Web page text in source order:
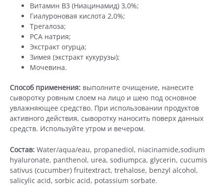
Витамин В3 (Ниацинамид) 3,0%;
Гиалуроновая кислота 2,0%;
Трегалоза;
PCA натрия;
Экстракт огурца;
Зимея (экстракт кукурузы);
Мочевина.
Способ применения: выполните очищение, нанесите
сыворотку ровным слоем на лицо и шею под основное
увлажняющее средство. При использовании продуктов
активного действия, сыворотку наносить поверх данных
средств. Используйте утром и вечером.
Состав: Water/aqua/eau, propanediol, niacinamide,sodium
hyaluronate, panthenol, urea, sodiumpca, glycerin, cucumis
sativus (cucumber) fruitextract, trehalose, benzyl alcohol,
salicylic acid, sorbic acid, potassium sorbate.